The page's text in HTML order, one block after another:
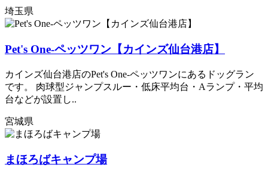
埼玉県
Pet's One-ペッツワン【カインズ仙台港店】
カインズ仙台港店のPet's One-ペッツワンにあるドッグラン
です。 肉球型ジャンプスルー・低床平均台・Aランプ・平均
台などが設置し..
宮城県
まほろばキャンプ場